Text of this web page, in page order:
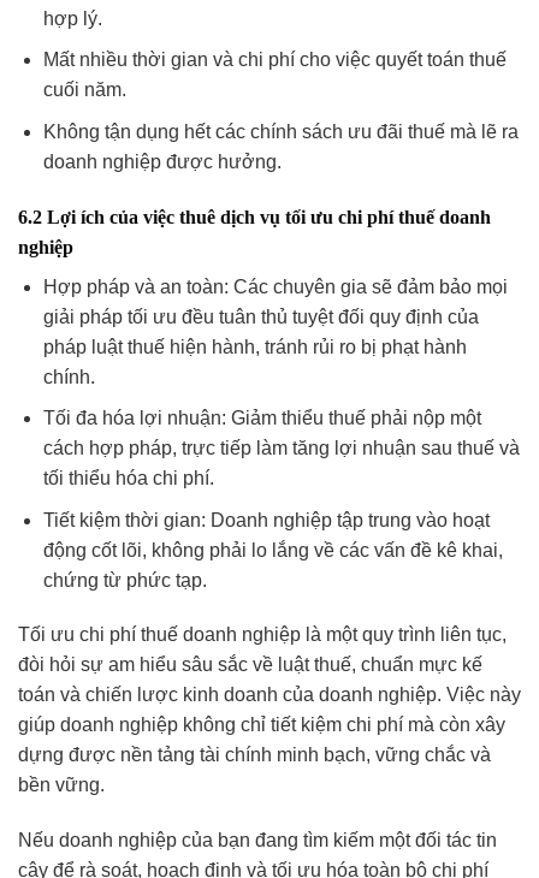
hợp lý.
Mất nhiều thời gian và chi phí cho việc quyết toán thuế
cuối năm.
Không tận dụng hết các chính sách ưu đãi thuế mà lẽ ra
doanh nghiệp được hưởng.
6.2 Lợi ích của việc thuê dịch vụ tối ưu chi phí thuế doanh
nghiệp
Hợp pháp và an toàn: Các chuyên gia sẽ đảm bảo mọi
giải pháp tối ưu đều tuân thủ tuyệt đối quy định của
pháp luật thuế hiện hành, tránh rủi ro bị phạt hành
chính.
Tối đa hóa lợi nhuận: Giảm thiểu thuế phải nộp một
cách hợp pháp, trực tiếp làm tăng lợi nhuận sau thuế và
tối thiểu hóa chi phí.
Tiết kiệm thời gian: Doanh nghiệp tập trung vào hoạt
động cốt lõi, không phải lo lắng về các vấn đề kê khai,
chứng từ phức tạp.
Tối ưu chi phí thuế doanh nghiệp là một quy trình liên tục,
đòi hỏi sự am hiểu sâu sắc về luật thuế, chuẩn mực kế
toán và chiến lược kinh doanh của doanh nghiệp. Việc này
giúp doanh nghiệp không chỉ tiết kiệm chi phí mà còn xây
dựng được nền tảng tài chính minh bạch, vững chắc và
bền vững.
Nếu doanh nghiệp của bạn đang tìm kiếm một đối tác tin
cậy để rà soát, hoạch định và tối ưu hóa toàn bộ chi phí